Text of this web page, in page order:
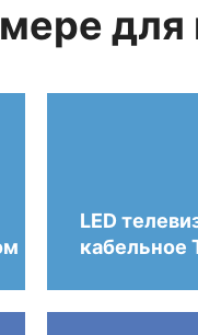
для
LED
кабельное